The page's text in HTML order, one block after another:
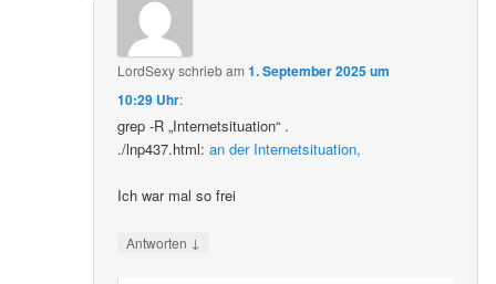
LordSexyschriebam1. September 2025 um
10:29 Uhr:
grep -R „Internetsituation“ .
./lnp437.html:an der Internetsituation,
Ich war mal so frei
Antworten ↓